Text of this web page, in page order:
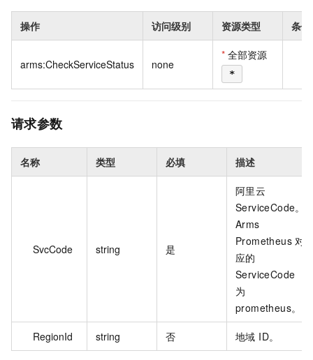
操作 访问级别 资源类型 条
arms:CheckServiceStatus none
* 全部资源
*
请求参数
名称 类型 必填 描述
SvcCode string 是
阿里云
ServiceCode。
Arms
Prometheus 对
应的
ServiceCode
为
prometheus。
RegionId string 否 地域 ID。